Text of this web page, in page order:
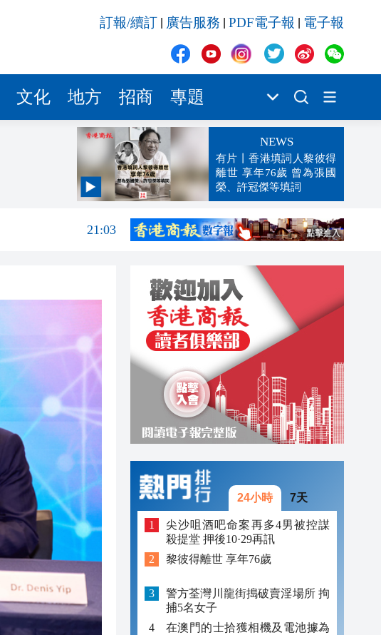
訂報/續訂 廣告服務 PDF電子報 電子報
文化 地方 招商 專題
NEWS
有片丨香港填詞人黎彼得
離世 享年76歲 曾為張國
榮、許冠傑等填詞
21:05
21:03
19:33
24小時 7天
尖沙咀酒吧命案再多4男被控謀
殺提堂 押後10·29再訊
黎彼得離世 享年76歲
警方荃灣川龍街搗破賣淫場所 拘
捕5名女子
在澳門的士拾獲相機及電池據為